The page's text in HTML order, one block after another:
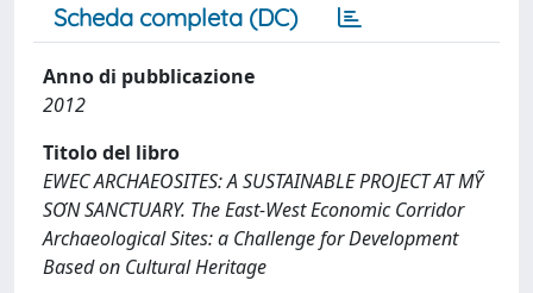
Scheda completa (DC)
Anno di pubblicazione
2012
Titolo del libro
EWEC ARCHAEOSITES: A SUSTAINABLE PROJECT AT MỸ
SƠN SANCTUARY. The East-West Economic Corridor
Archaeological Sites: a Challenge for Development
Based on Cultural Heritage